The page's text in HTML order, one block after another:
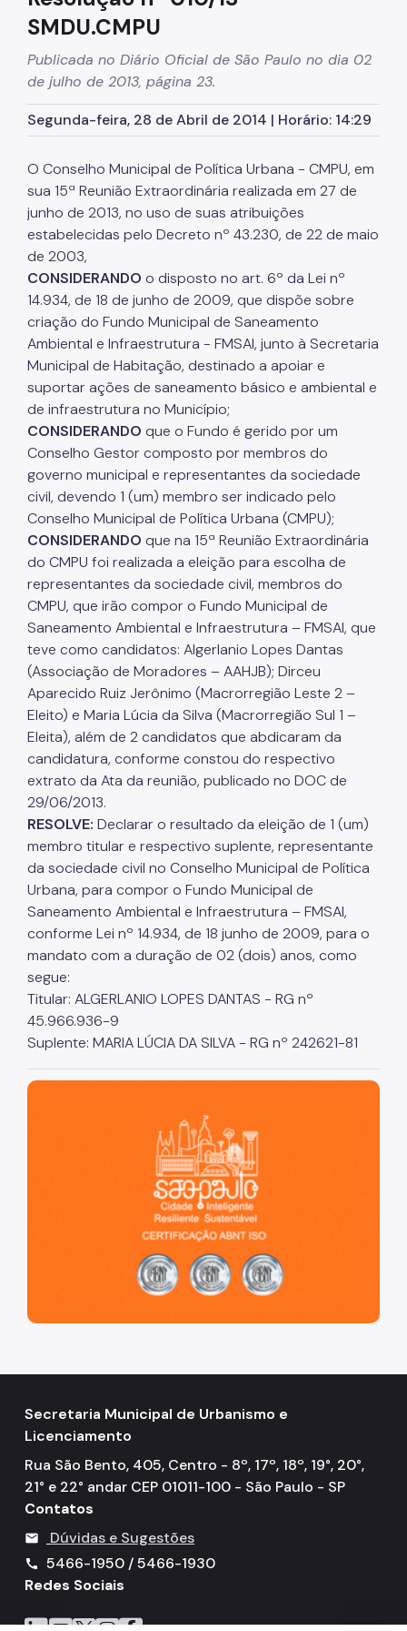
Urbanismo
Outorga Onerosa
Transferência do Direito de Construir - TDC
Dados Estatísticos
Uso do Solo
Cidade Limpa
Projetos Urbanos
Gestão Urbana
Aprovação de Projetos
Portal de Licenciamento
Aprova Rápido
Requalifica Rápido
Controle do uso
Segurança de uso das Edificações
Estação Rádio-Base
Elevadores
Locais de Reunião e Eventos
Cadastro da Edificação
CEDI - Cadastro de Edificações
Ficha Técnica
Denom. de Logradouros
Mais Serviços
Relatórios de Aprovação
Notícias
SMDU.CMPU
Publicada no Diário Oficial de São Paulo no dia 02
de julho de 2013, página 23.
Segunda-feira, 28 de Abril de 2014 | Horário: 14:29
O Conselho Municipal de Política Urbana - CMPU, em
sua 15ª Reunião Extraordinária realizada em 27 de
junho de 2013, no uso de suas atribuições
estabelecidas pelo Decreto nº 43.230, de 22 de maio
de 2003,
CONSIDERANDO o disposto no art. 6º da Lei nº
14.934, de 18 de junho de 2009, que dispõe sobre
criação do Fundo Municipal de Saneamento
Ambiental e Infraestrutura - FMSAI, junto à Secretaria
Municipal de Habitação, destinado a apoiar e
suportar ações de saneamento básico e ambiental e
de infraestrutura no Município;
CONSIDERANDO que o Fundo é gerido por um
Conselho Gestor composto por membros do
governo municipal e representantes da sociedade
civil, devendo 1 (um) membro ser indicado pelo
Conselho Municipal de Política Urbana (CMPU);
CONSIDERANDO que na 15ª Reunião Extraordinária
do CMPU foi realizada a eleição para escolha de
representantes da sociedade civil, membros do
CMPU, que irão compor o Fundo Municipal de
Saneamento Ambiental e Infraestrutura – FMSAI, que
teve como candidatos: Algerlanio Lopes Dantas
(Associação de Moradores – AAHJB); Dirceu
Aparecido Ruiz Jerônimo (Macrorregião Leste 2 –
Eleito) e Maria Lúcia da Silva (Macrorregião Sul 1 –
Eleita), além de 2 candidatos que abdicaram da
candidatura, conforme constou do respectivo
extrato da Ata da reunião, publicado no DOC de
29/06/2013.
RESOLVE: Declarar o resultado da eleição de 1 (um)
membro titular e respectivo suplente, representante
da sociedade civil no Conselho Municipal de Política
Urbana, para compor o Fundo Municipal de
Saneamento Ambiental e Infraestrutura – FMSAI,
conforme Lei nº 14.934, de 18 junho de 2009, para o
mandato com a duração de 02 (dois) anos, como
segue:
Titular: ALGERLANIO LOPES DANTAS - RG nº
45.966.936-9
Suplente: MARIA LÚCIA DA SILVA - RG nº 242621-81
São Paulo, cidade inteligente, resiliente e sustentável
Secretaria Municipal de Urbanismo e
Licenciamento
Rua São Bento, 405, Centro - 8º, 17º, 18º, 19°, 20°,
21° e 22° andar CEP 01011-100 - São Paulo - SP
Contatos
mail Dúvidas e Sugestões
call
5466-1950 / 5466-1930
Redes Sociais
Icone do LinkedIn
Icone do YouTube
Icone do X
Icone do Instagram
Icone do Facebook